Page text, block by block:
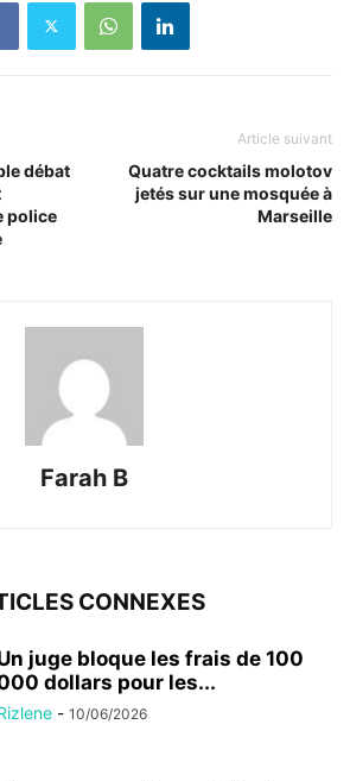
débat
police
Article suivant
Quatre cocktails molotov
jetés sur une mosquée à
Marseille
Farah B
CONNEXES
juge bloque les frais de 100
dollars pour les...
- 10/06/2026